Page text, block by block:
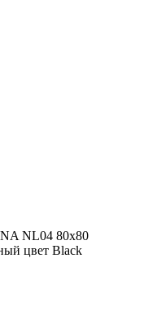
NL04 80x80
цвет Black